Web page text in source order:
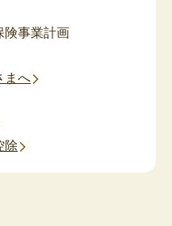
険事業計画
まへ
除